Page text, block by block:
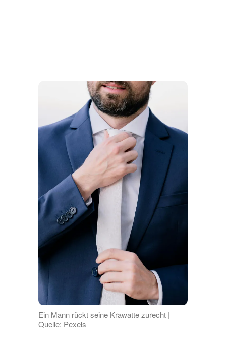
Ein Mann rückt seine Krawatte zurecht |
Quelle: Pexels